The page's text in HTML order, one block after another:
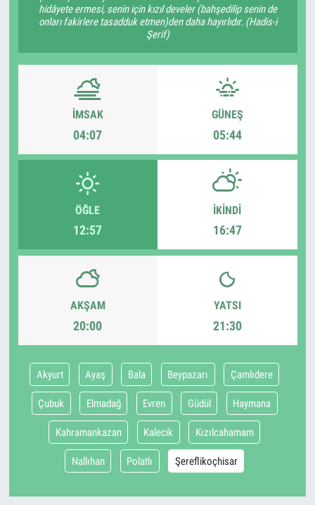
hidâyete ermesi, senin için kızıl develer (bahşedilip senin de
onları fakirlere tasadduk etmen)den daha hayırlıdır. (Hadis-i
Şerif)
İMSAK
04:07
GÜNEŞ
05:44
ÖĞLE
12:57
İKINDI
16:47
AKŞAM
20:00
YATSI
21:30
Akyurt Ayaş Bala Beypazarı Çamlıdere
Çubuk Elmadağ Evren Güdül Haymana
Kahramankazan Kalecik Kızılcahamam
Nallıhan Polatlı Şereflikoçhisar